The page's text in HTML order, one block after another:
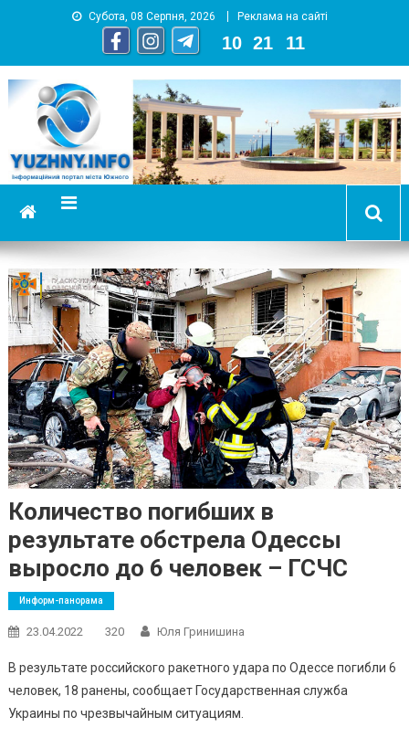
Субота, 08 Серпня, 2026 Реклама на сайті
10 21 13
YUZHNY.INFO
информационный портал города Южный
Количество погибших в
результате обстрела Одессы
выросло до 6 человек – ГСЧС
Информ-панорама
23.04.2022 320 Юля Гринишина
В результате российского ракетного удара по Одессе погибли 6
человек, 18 ранены, сообщает Государственная служба
Украины по чрезвычайным ситуациям.